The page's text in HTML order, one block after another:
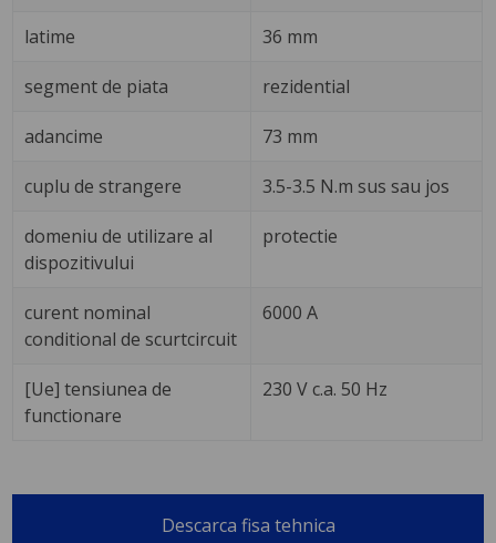
latime 36 mm
segment de piata rezidential
adancime 73 mm
cuplu de strangere 3.5-3.5 N.m sus sau jos
domeniu de utilizare al
dispozitivului
protectie
curent nominal
conditional de scurtcircuit
6000 A
[Ue] tensiunea de
functionare
230 V c.a. 50 Hz
Descarca fisa tehnica